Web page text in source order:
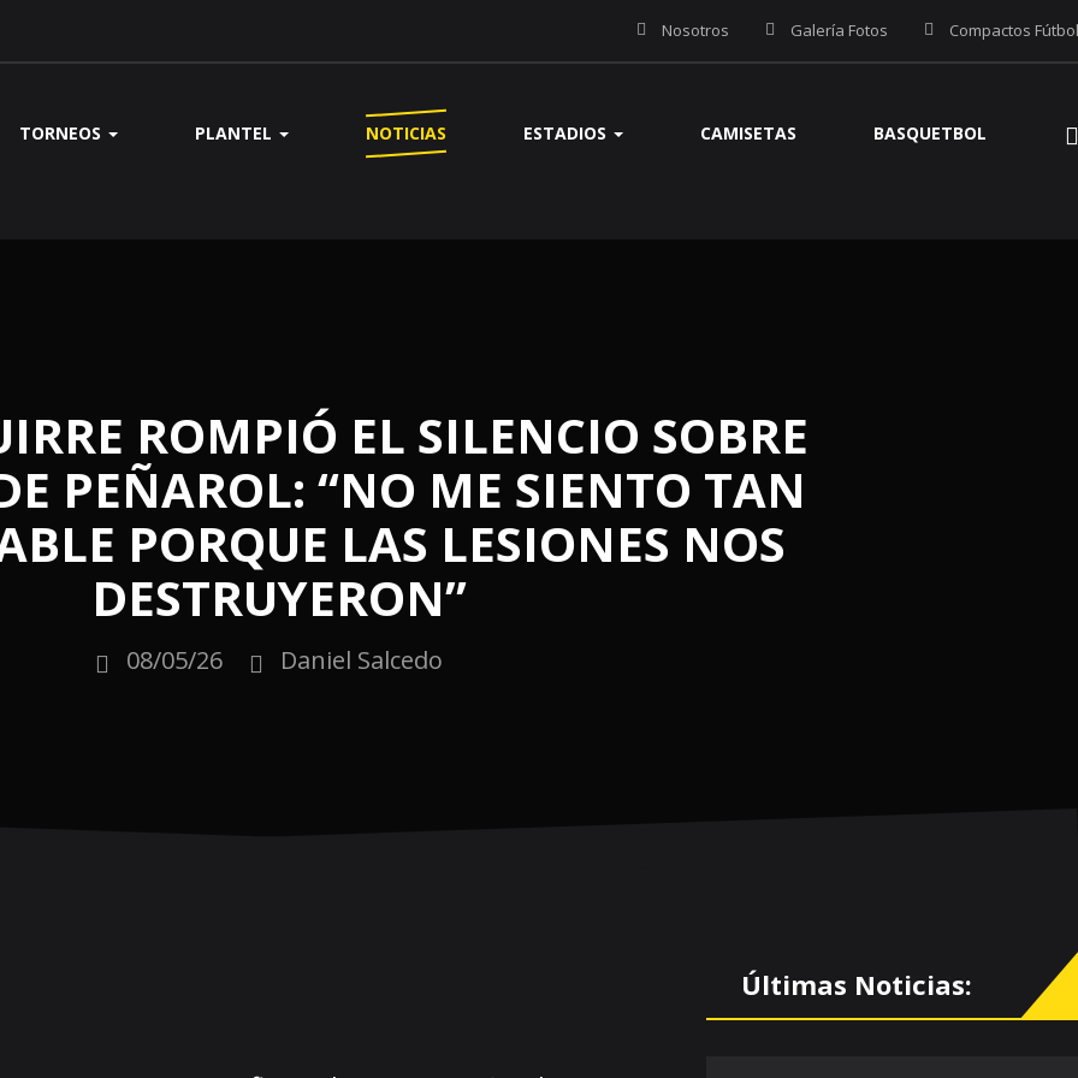
Nosotros Galería Fotos Compactos Fútbol
TORNEOS PLANTEL NOTICIAS ESTADIOS CAMISETAS BASQUETBOL
ROMPIÓ EL SILENCIO SOBRE
PEÑAROL: “NO ME SIENTO TAN
PORQUE LAS LESIONES NOS
DESTRUYERON”
08/05/26 Daniel Salcedo
Últimas Noticias: